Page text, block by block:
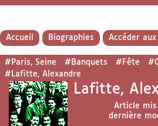
Accueil Biographies Accéder
#Paris, Seine #Banquets #Fête
#Lafitte, Alexandre
Lafitte,
Article
dernière